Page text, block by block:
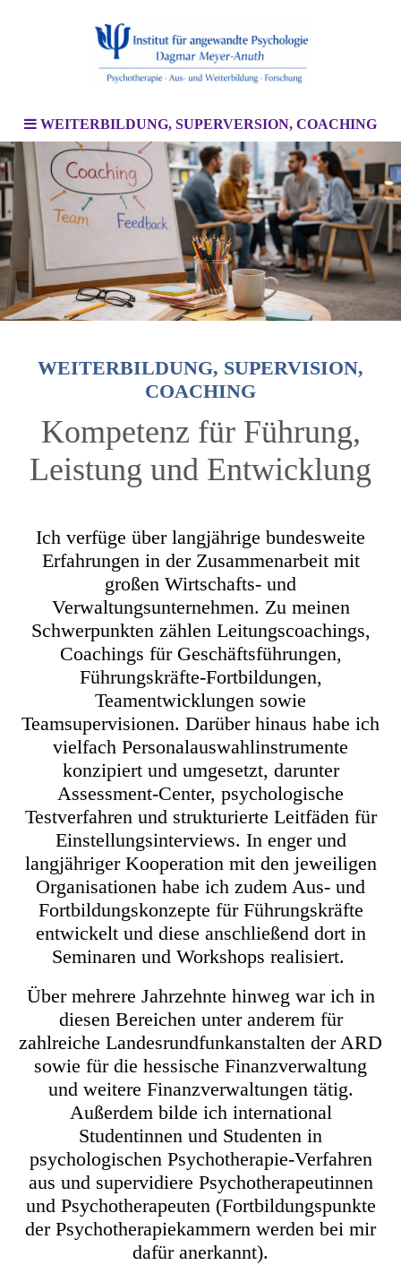
WEITERBILDUNG, SUPERVERSION, COACHING
WEITERBILDUNG, SUPERVISION,
COACHING
Kompetenz für Führung,
Leistung und Entwicklung
Ich verfüge über langjährige bundesweite
Erfahrungen in der Zusammenarbeit mit
großen Wirtschafts- und
Verwaltungsunternehmen. Zu meinen
Schwerpunkten zählen Leitungscoachings,
Coachings für Geschäftsführungen,
Führungskräfte-Fortbildungen,
Teamentwicklungen sowie
Teamsupervisionen. Darüber hinaus habe ich
vielfach Personalauswahlinstrumente
konzipiert und umgesetzt, darunter
Assessment-Center, psychologische
Testverfahren und strukturierte Leitfäden für
Einstellungsinterviews. In enger und
langjähriger Kooperation mit den jeweiligen
Organisationen habe ich zudem Aus- und
Fortbildungskonzepte für Führungskräfte
entwickelt und diese anschließend dort in
Seminaren und Workshops realisiert.
Über mehrere Jahrzehnte hinweg war ich in
diesen Bereichen unter anderem für
zahlreiche Landesrundfunkanstalten der ARD
sowie für die hessische Finanzverwaltung
und weitere Finanzverwaltungen tätig.
Außerdem bilde ich international
Studentinnen und Studenten in
psychologischen Psychotherapie-Verfahren
aus und supervidiere Psychotherapeutinnen
und Psychotherapeuten (Fortbildungspunkte
der Psychotherapiekammern werden bei mir
dafür anerkannt).